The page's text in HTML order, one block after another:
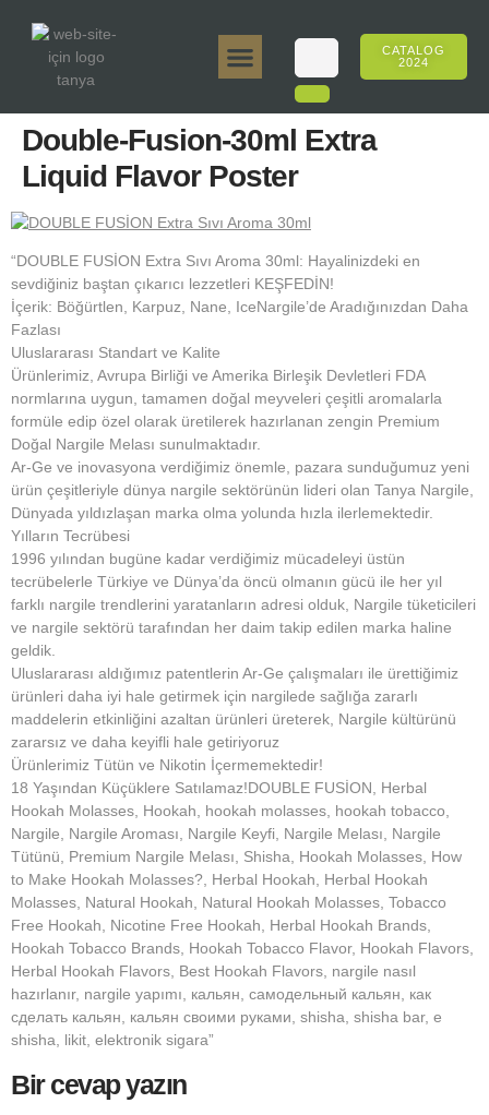
CATALOG
2024
Double-Fusion-30ml Extra
Liquid Flavor Poster
“DOUBLE FUSİON Extra Sıvı Aroma 30ml: Hayalinizdeki en
sevdiğiniz baştan çıkarıcı lezzetleri KEŞFEDİN!
İçerik: Böğürtlen, Karpuz, Nane, IceNargile’de Aradığınızdan Daha
Fazlası
Uluslararası Standart ve Kalite
Ürünlerimiz, Avrupa Birliği ve Amerika Birleşik Devletleri FDA
normlarına uygun, tamamen doğal meyveleri çeşitli aromalarla
formüle edip özel olarak üretilerek hazırlanan zengin Premium
Doğal Nargile Melası sunulmaktadır.
Ar-Ge ve inovasyona verdiğimiz önemle, pazara sunduğumuz yeni
ürün çeşitleriyle dünya nargile sektörünün lideri olan Tanya Nargile,
Dünyada yıldızlaşan marka olma yolunda hızla ilerlemektedir.
Yılların Tecrübesi
1996 yılından bugüne kadar verdiğimiz mücadeleyi üstün
tecrübelerle Türkiye ve Dünya’da öncü olmanın gücü ile her yıl
farklı nargile trendlerini yaratanların adresi olduk, Nargile tüketicileri
ve nargile sektörü tarafından her daim takip edilen marka haline
geldik.
Uluslararası aldığımız patentlerin Ar-Ge çalışmaları ile ürettiğimiz
ürünleri daha iyi hale getirmek için nargilede sağlığa zararlı
maddelerin etkinliğini azaltan ürünleri üreterek, Nargile kültürünü
zararsız ve daha keyifli hale getiriyoruz
Ürünlerimiz Tütün ve Nikotin İçermemektedir!
18 Yaşından Küçüklere Satılamaz!DOUBLE FUSİON, Herbal
Hookah Molasses, Hookah, hookah molasses, hookah tobacco,
Nargile, Nargile Aroması, Nargile Keyfi, Nargile Melası, Nargile
Tütünü, Premium Nargile Melası, Shisha, Hookah Molasses, How
to Make Hookah Molasses?, Herbal Hookah, Herbal Hookah
Molasses, Natural Hookah, Natural Hookah Molasses, Tobacco
Free Hookah, Nicotine Free Hookah, Herbal Hookah Brands,
Hookah Tobacco Brands, Hookah Tobacco Flavor, Hookah Flavors,
Herbal Hookah Flavors, Best Hookah Flavors, nargile nasıl
hazırlanır, nargile yapımı, кальян, самодельный кальян, как
сделать кальян, кальян своими руками, shisha, shisha bar, e
shisha, likit, elektronik sigara”
Bir cevap yazın